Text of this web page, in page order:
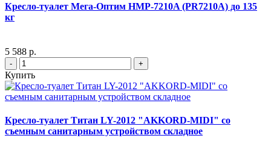
Кресло-туалет Мега-Оптим HMP-7210A (PR7210A) до 135
кг
5 588 р.
- +
Купить
Кресло-туалет Титан LY-2012 "AKKORD-MIDI" со
съемным санитарным устройством складное